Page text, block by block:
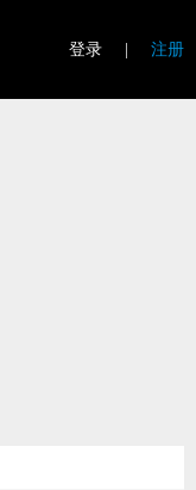
登录 注册